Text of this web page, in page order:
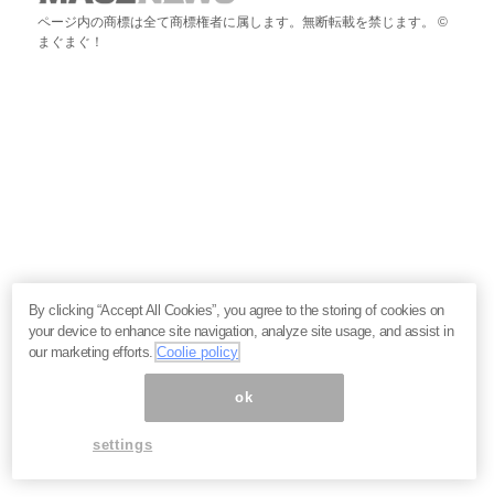
ページ内の商標は全て商標権者に属します。無断転載を禁じます。 ©
まぐまぐ！
By clicking “Accept All Cookies”, you agree to the storing of cookies on
your device to enhance site navigation, analyze site usage, and assist in
our marketing efforts.Coolie policy
ok
settings